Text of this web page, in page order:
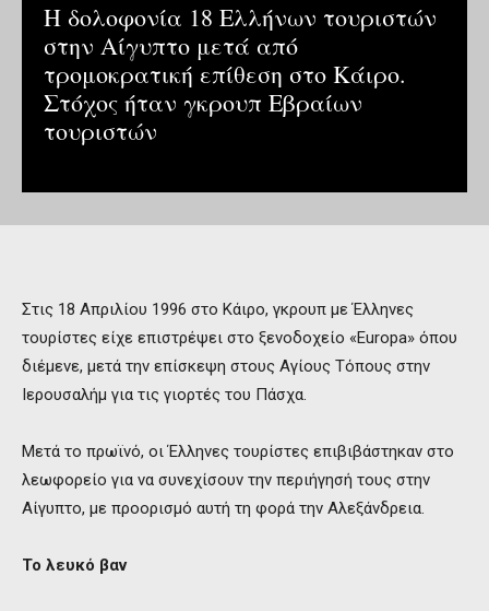
Η δολοφονία 18 Ελλήνων τουριστών
στην Αίγυπτο μετά από
τρομοκρατική επίθεση στο Κάιρο.
Στόχος ήταν γκρουπ Εβραίων
τουριστών
Στις 18 Απριλίου 1996 στο Κάιρο, γκρουπ με Έλληνες
τουρίστες είχε επιστρέψει στο ξενοδοχείο «Europa» όπου
διέμενε, μετά την επίσκεψη στους Αγίους Τόπους στην
Ιερουσαλήμ για τις γιορτές του Πάσχα.
Μετά το πρωϊνό, οι Έλληνες τουρίστες επιβιβάστηκαν στο
λεωφορείο για να συνεχίσουν την περιήγησή τους στην
Αίγυπτο, με προορισμό αυτή τη φορά την Αλεξάνδρεια.
Το λευκό βαν